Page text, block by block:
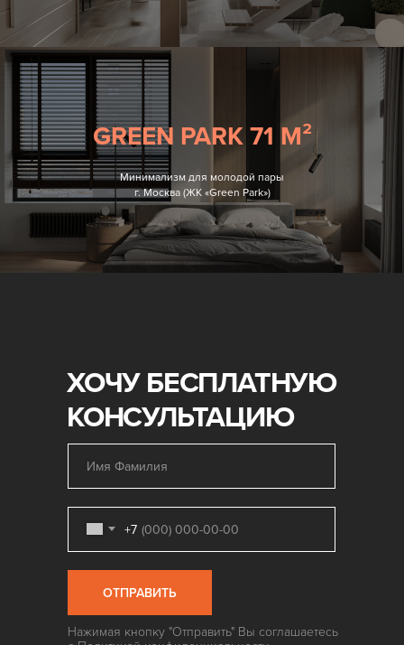
GREEN PARK 71 М²
Минимализм для молодой пары
г. Москва (ЖК «Green Park»)
ХОЧУ БЕСПЛАТНУЮ
КОНСУЛЬТАЦИЮ
+7
ОТПРАВИТЬ
Нажимая кнопку "Отправить" Вы соглашаетесь